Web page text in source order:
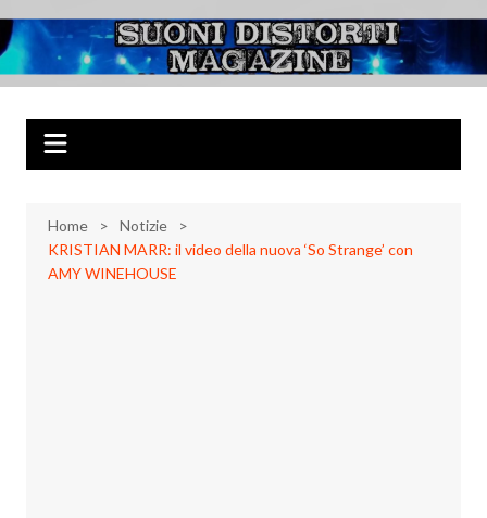
al
contenuto
Suoni Distorti
Magazine
Musica Rock, Metal, Punk e varie sonorità alternative
Home
Notizie
KRISTIAN MARR: il video della nuova ‘So Strange’ con
AMY WINEHOUSE